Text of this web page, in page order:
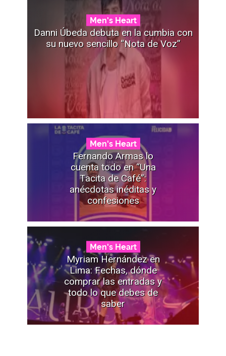
Men's Heart
Danni Úbeda debuta en la cumbia con
su nuevo sencillo “Nota de Voz”
Men's Heart
Fernando Armas lo
cuenta todo en “Una
Tacita de Café”:
anécdotas inéditas y
confesiones
Men's Heart
Myriam Hernández en
Lima: Fechas, dónde
comprar las entradas y
todo lo que debes de
saber